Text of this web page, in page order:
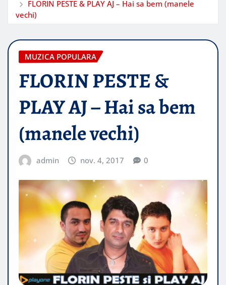
FLORIN PESTE & PLAY AJ – Hai sa bem (manele
vechi)
MUZICA POPULARA
FLORIN PESTE &
PLAY AJ – Hai sa bem
(manele vechi)
admin nov. 4, 2017 0